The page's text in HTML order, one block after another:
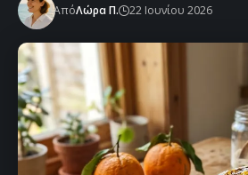
ΑπόΛώρα Π. 22 Ιουνίου 2026